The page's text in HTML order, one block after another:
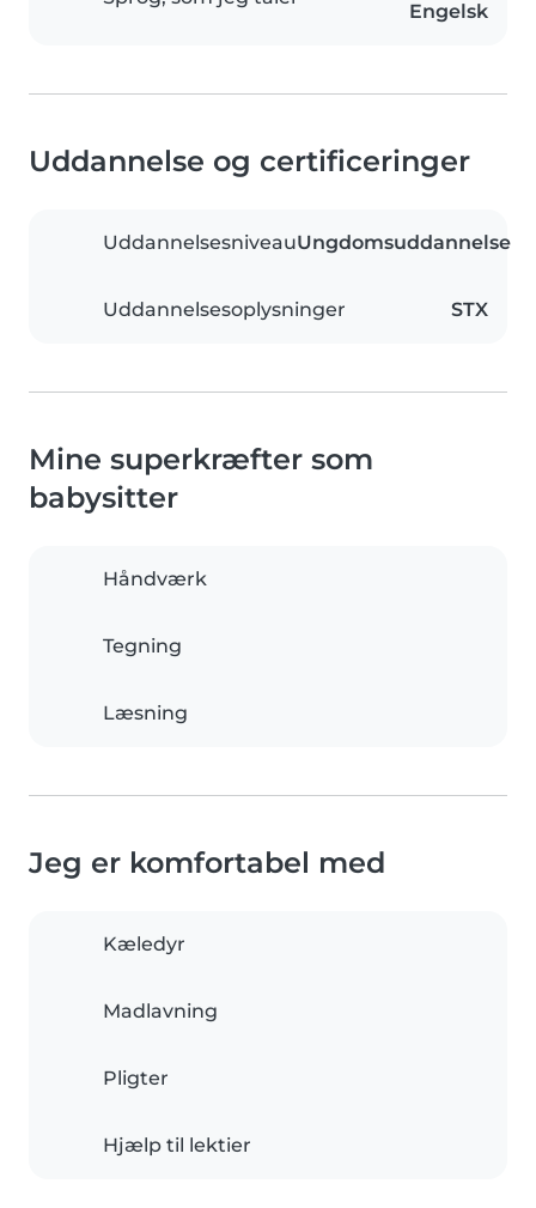
Engelsk
Uddannelse og certificeringer
UddannelsesniveauUngdomsuddannelse
Uddannelsesoplysninger STX
Mine superkræfter som
babysitter
Håndværk
Tegning
Læsning
Jeg er komfortabel med
Kæledyr
Madlavning
Pligter
Hjælp til lektier